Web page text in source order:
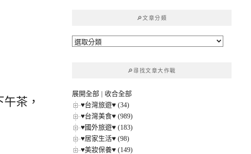
茶，
🔎文章分類
🔎
🔎尋找文章大作戰
展開全部
收合全部
♥台灣旅遊♥ (34)
♥台灣美食♥ (989)
♥國外旅遊♥ (183)
♥居家生活♥ (98)
♥美妝保養♥ (149)